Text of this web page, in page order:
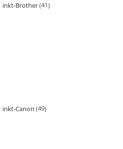
inkt-Brother 41
inkt-Canon 49